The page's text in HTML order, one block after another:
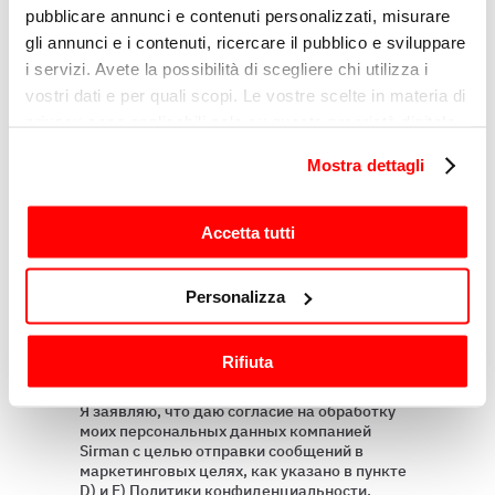
pubblicare annunci e contenuti personalizzati, misurare
gli annunci e i contenuti, ricercare il pubblico e sviluppare
i servizi. Avete la possibilità di scegliere chi utilizza i
vostri dati e per quali scopi. Le vostre scelte in materia di
modificare o revocare il proprio consenso in qualsiasi
momento dalla Dichiarazione sui cookie o facendo clic
sull'icona di attivazione della privacy.
raccogliere informazioni sulla tua posizione
geografica, con un'approssimazione di qualche
Identificare il tuo dispositivo, scansionandolo
attivamente alla ricerca di caratteristiche specifiche
(impronte digitali).
Approfondisci come vengono elaborati i tuoi dati personali
Mostra dettagli
Accetta tutti
Personalizza
Rifiuta
Причина
Профилирование
Я заявляю, что даю согласие на обработку
моих персональных данных компанией
Sirman с целью отправки сообщений в
маркетинговых целях, как указано в пункте
D) и E) Политики конфиденциальности.